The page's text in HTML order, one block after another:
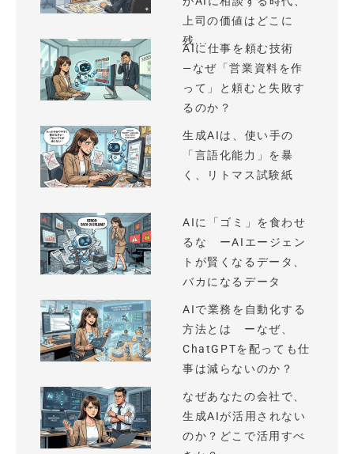
上司の価値はどこに
残...
AIに仕事を頼む技術
—なぜ「営業資料を作
って」と頼むと失敗す
るのか？
生成AIは、使い手の
「言語化能力」を暴
く、リトマス試験紙
AIに「ゴミ」を食わせ
るな ーAIエージェン
トが賢くなるデータ、
バカになるデータ
AIで業務を自動化する
方法とは ーなぜ、
ChatGPTを配っても仕
事は減らないのか？
なぜあなたの会社で、
生成AIが活用されない
のか？どこで活用すべ